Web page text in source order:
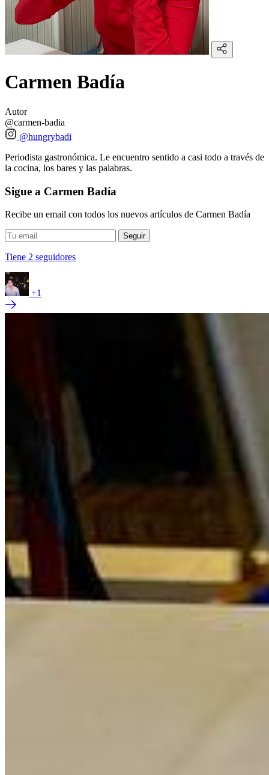
Carmen Badía
Autor
@carmen-badia
@hungrybadi
Periodista gastronómica. Le encuentro sentido a casi todo a través de
la cocina, los bares y las palabras.
Sigue a Carmen Badía
Recibe un email con todos los nuevos artículos de Carmen Badía
Tiene 2 seguidores
+1